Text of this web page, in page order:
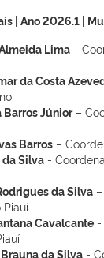
| Ano 2026.1 |
Lima –
da Costa
Barros Júnior–
Barros –
da Silva -
da Silva
Cavalcante -
da Silva -